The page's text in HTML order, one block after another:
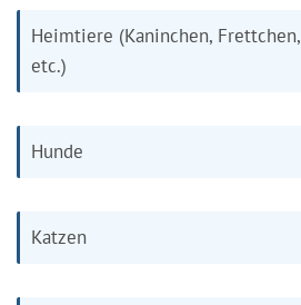
Heimtiere (Kaninchen, Frettchen,
etc.)
Hunde
Katzen